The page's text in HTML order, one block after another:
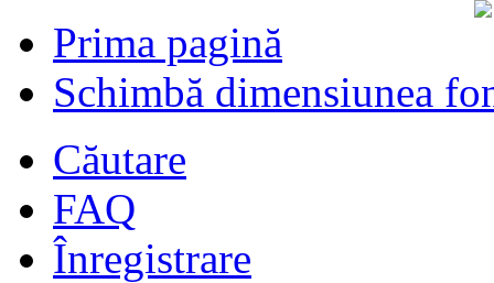
Prima pagină
Schimbă dimensiunea
Căutare
FAQ
Înregistrare